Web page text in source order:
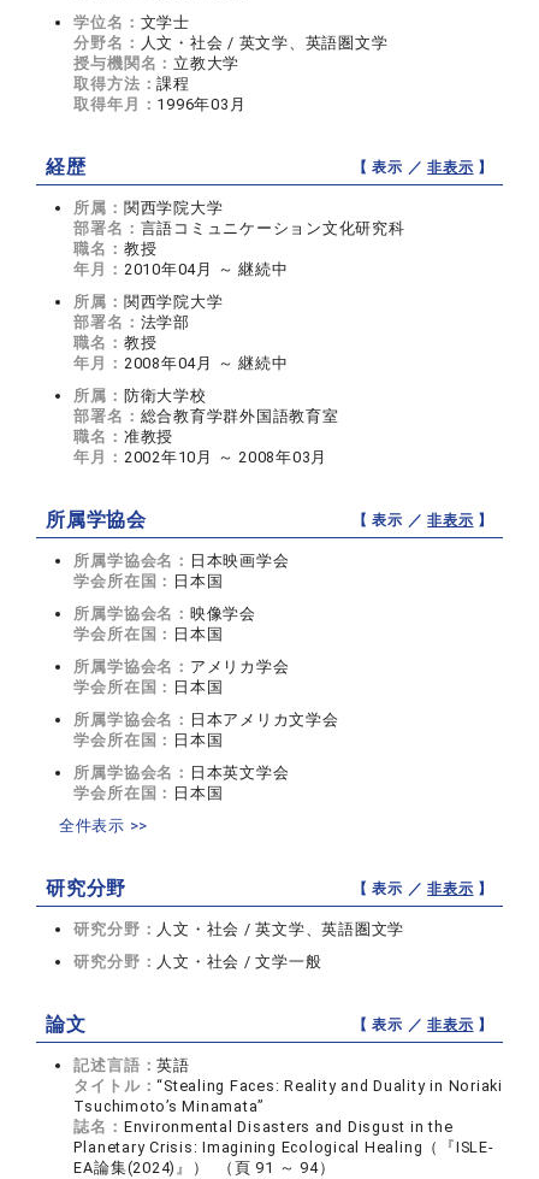
学位名： 文学士
分野名： 人文・社会 / 英文学、英語圏文学
授与機関名： 立教大学
取得方法：課程
取得年月： 1996年03月
経歴 【 表示 ／非表示 】
所属： 関西学院大学
部署名： 言語コミュニケーション文化研究科
職名： 教授
年月： 2010年04月 ～ 継続中
所属： 関西学院大学
部署名： 法学部
職名： 教授
年月： 2008年04月 ～ 継続中
所属： 防衛大学校
部署名： 総合教育学群外国語教育室
職名： 准教授
年月： 2002年10月 ～ 2008年03月
所属学協会 【 表示 ／非表示 】
所属学協会名： 日本映画学会
学会所在国： 日本国
所属学協会名： 映像学会
学会所在国： 日本国
所属学協会名： アメリカ学会
学会所在国： 日本国
所属学協会名： 日本アメリカ文学会
学会所在国： 日本国
所属学協会名： 日本英文学会
学会所在国： 日本国
全件表示 >>
研究分野 【 表示 ／非表示 】
研究分野： 人文・社会 / 英文学、英語圏文学
研究分野： 人文・社会 / 文学一般
論文 【 表示 ／非表示 】
記述言語：英語
タイトル：“Stealing Faces: Reality and Duality in Noriaki
Tsuchimoto’s Minamata”
誌名： Environmental Disasters and Disgust in the
Planetary Crisis: Imagining Ecological Healing（『ISLE-
EA論集(2024)』） （頁 91 ～ 94）